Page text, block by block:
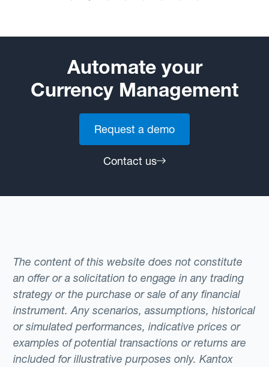
Automate your
Currency Management
Request a demo
Contact us
The content of this website does not constitute
an offer or a solicitation to engage in any trading
strategy or the purchase or sale of any financial
instrument. Any scenarios, assumptions, historical
or simulated performances, indicative prices or
examples of potential transactions or returns are
included for illustrative purposes only. Kantox